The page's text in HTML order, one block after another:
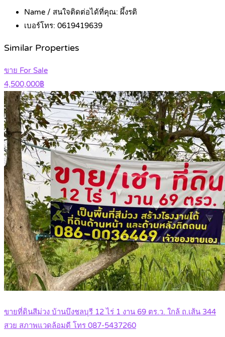
Name / สนใจติดต่อได้ที่คุณ: ผึ้งรติ
เบอร์โทร: 0619419639
Similar Properties
ขาย For Sale
4,500,000฿
ขายที่ดินสีม่วง บ้านบึงชลบุรี 12 ไร่ 1 งาน 69 ตร.ว. ใกล้ ถ.เส้น 344
สวย สภาพแวดล้อมดี โทร 087-5437260